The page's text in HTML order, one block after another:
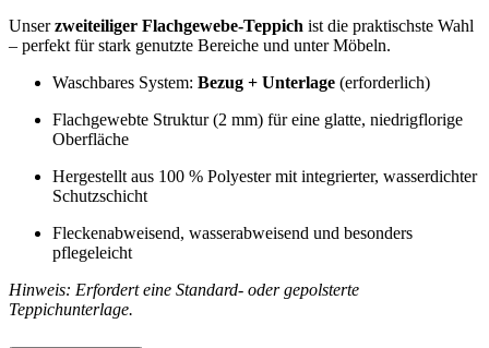
Unserzweiteiliger Flachgewebe-Teppich ist die praktischste Wahl
– perfekt für stark genutzte Bereiche und unter Möbeln.
Waschbares System: Bezug + Unterlage (erforderlich)
Flachgewebte Struktur (2 mm) für eine glatte, niedrigflorige
Oberfläche
Hergestellt aus 100 % Polyester mit integrierter, wasserdichter
Schutzschicht
Fleckenabweisend, wasserabweisend und besonders
pflegeleicht
Hinweis: Erfordert eine Standard- oder gepolsterte
Teppichunterlage.